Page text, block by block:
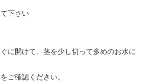
下さい
に開けて、茎を少し切って多めのお水に
ご確認ください。